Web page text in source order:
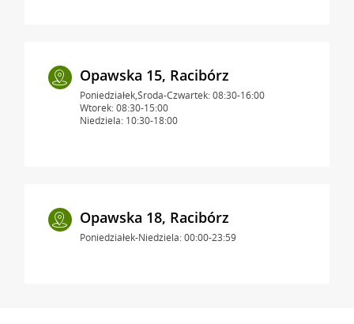
Opawska 15, Racibórz
Poniedziałek,Środa-Czwartek: 08:30-16:00
Wtorek: 08:30-15:00
Niedziela: 10:30-18:00
Opawska 18, Racibórz
Poniedziałek-Niedziela: 00:00-23:59